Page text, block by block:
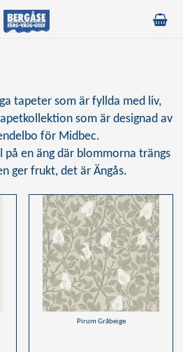
tapeter som är fyllda med liv,
som är designad av
för Midbec.
på en äng där blommorna trängs
ger frukt, det är Ängås.
Pirum Gråbeige